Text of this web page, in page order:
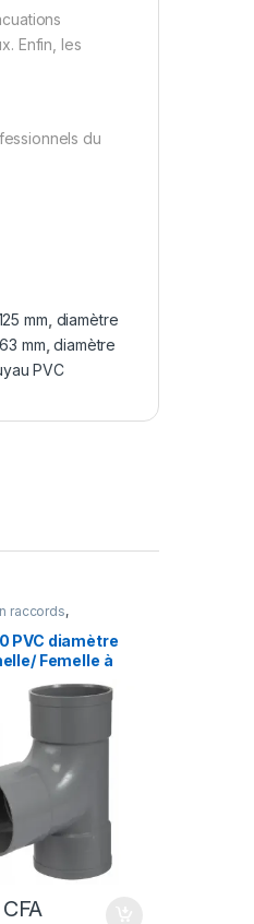
Enfin, les
du
mm diamètre
mm ,diamètre
PVC
raccords,
, Tube pvc
PVC diamètre
Femelle à
CFA